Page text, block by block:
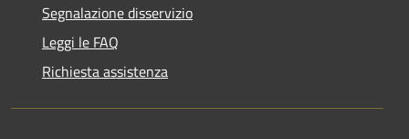
Segnalazione disservizio
Leggi le FAQ
Richiesta assistenza